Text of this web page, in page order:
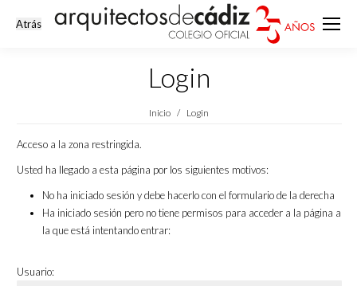
Login
Estás aquí:
Inicio Login
Acceso a la zona restringida.
Usted ha llegado a esta página por los siguientes motivos:
No ha iniciado sesión y debe hacerlo con el formulario de la derecha
Ha iniciado sesión pero no tiene permisos para acceder a la página a
la que está intentando entrar:
Usuario: